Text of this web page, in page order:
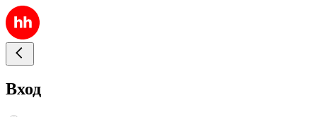
Вход